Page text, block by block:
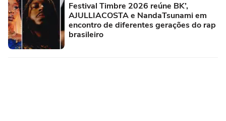
Festival Timbre 2026 reúne BK’,
AJULLIACOSTA e NandaTsunami em
encontro de diferentes gerações do rap
brasileiro